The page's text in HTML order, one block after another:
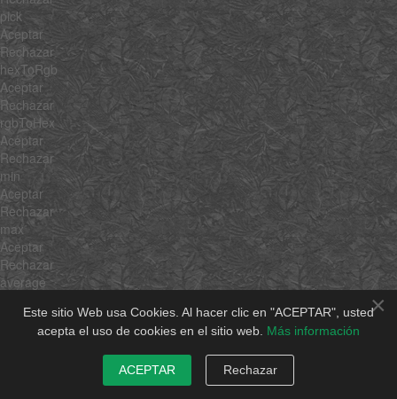
×
Este sitio Web usa Cookies. Al hacer clic en "ACEPTAR", usted
acepta el uso de cookies en el sitio web. Más información
ACEPTAR Rechazar
pick
Aceptar
Rechazar
hexToRgb
Aceptar
Rechazar
rgbToHex
Aceptar
Rechazar
min
Aceptar
Rechazar
max
Aceptar
Rechazar
average
Rechazar